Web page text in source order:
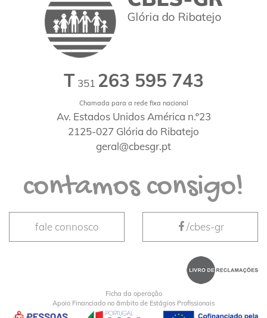
T 351 263 595 743
Chamada para a rede fixa nacional
Av. Estados Unidos América n.º23
2125-027 Glória do Ribatejo
geral@cbesgr.pt
contamos consigo!
fale connosco /cbes-gr
Ficha da operação
Apoio Financiado no âmbito de Estágios Profissionais